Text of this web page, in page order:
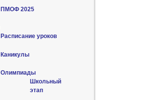
ПМОФ 2025
Расписание уроков
Каникулы
Олимпиады
Школьный
этап